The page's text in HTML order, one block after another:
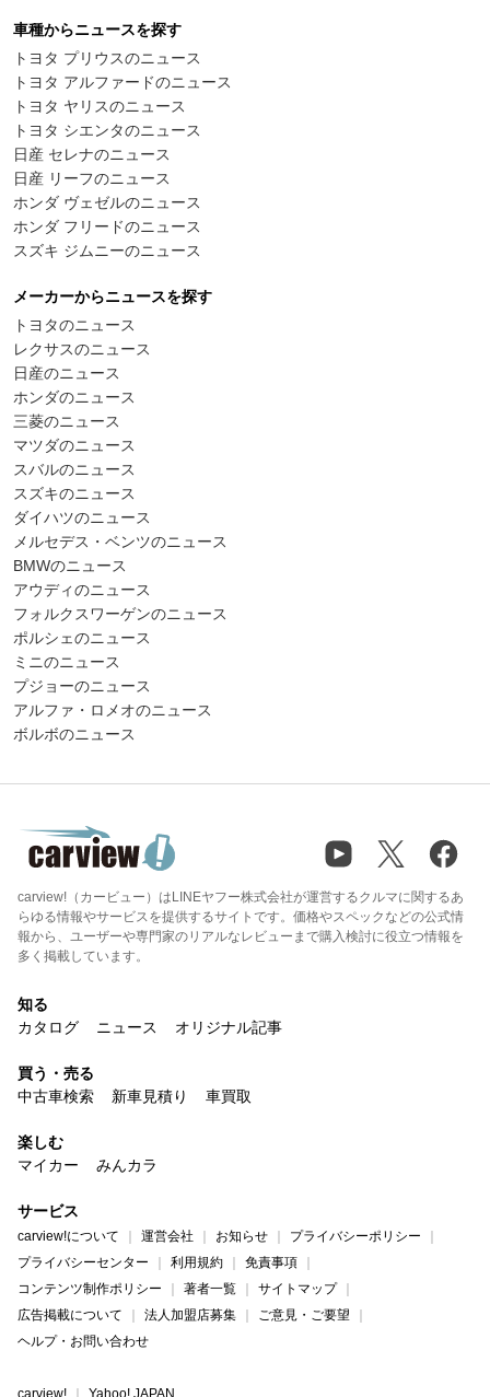
車種からニュースを探す
トヨタ プリウスのニュース
トヨタ アルファードのニュース
トヨタ ヤリスのニュース
トヨタ シエンタのニュース
日産 セレナのニュース
日産 リーフのニュース
ホンダ ヴェゼルのニュース
ホンダ フリードのニュース
スズキ ジムニーのニュース
メーカーからニュースを探す
トヨタのニュース
レクサスのニュース
日産のニュース
ホンダのニュース
三菱のニュース
マツダのニュース
スバルのニュース
スズキのニュース
ダイハツのニュース
メルセデス・ベンツのニュース
BMWのニュース
アウディのニュース
フォルクスワーゲンのニュース
ポルシェのニュース
ミニのニュース
プジョーのニュース
アルファ・ロメオのニュース
ボルボのニュース
carview!（カービュー）はLINEヤフー株式会社が運営するクルマに関するあ
らゆる情報やサービスを提供するサイトです。価格やスペックなどの公式情
報から、ユーザーや専門家のリアルなレビューまで購入検討に役立つ情報を
多く掲載しています。
知る
カタログ
ニュース オリジナル記事
買う・売る
中古車検索
新車見積り 車買取
楽しむ
マイカー
みんカラ
サービス
carview!について 運営会社 お知らせ
プライバシーポリシー
プライバシーセンター
利用規約
免責事項
コンテンツ制作ポリシー
著者一覧
サイトマップ
広告掲載について
法人加盟店募集
ご意見・ご要望
ヘルプ・お問い合わせ
carview! Yahoo! JAPAN